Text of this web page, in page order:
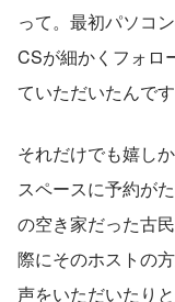
って。最初パソコ
CSが細かくフォロ
ていただいたんです
それだけでも嬉し
スペースに予約が
の空き家だった古
際にそのホストの
声をいただいたりと